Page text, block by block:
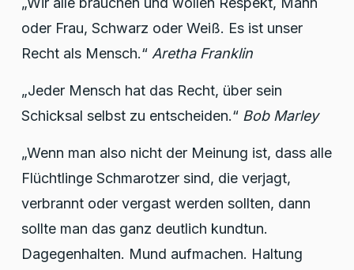
oder Frau, Schwarz oder Weiß. Es ist unser
Recht als Mensch.“ Aretha Franklin
„Jeder Mensch hat das Recht, über sein
Schicksal selbst zu entscheiden.“ Bob Marley
„Wenn man also nicht der Meinung ist, dass alle
Flüchtlinge Schmarotzer sind, die verjagt,
verbrannt oder vergast werden sollten, dann
sollte man das ganz deutlich kundtun.
Dagegenhalten. Mund aufmachen. Haltung